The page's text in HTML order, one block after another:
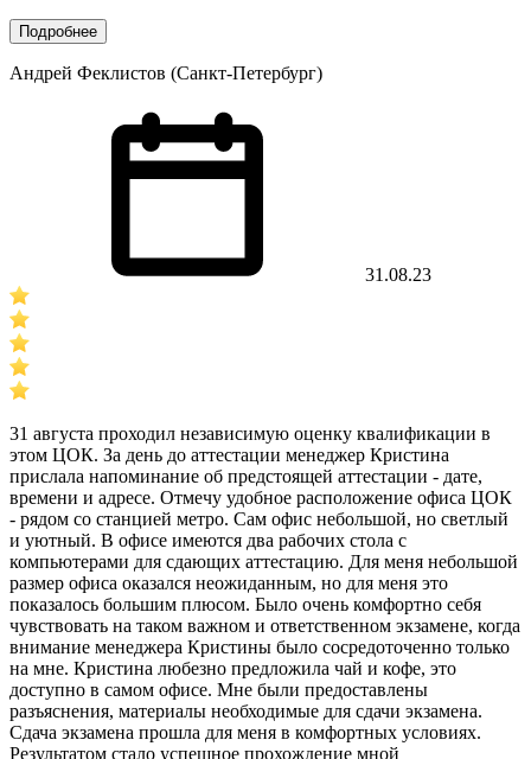
Подробнее
Андрей Феклистов (Санкт-Петербург)
31.08.23
31 августа проходил независимую оценку квалификации в
этом ЦОК. За день до аттестации менеджер Кристина
прислала напоминание об предстоящей аттестации - дате,
времени и адресе. Отмечу удобное расположение офиса ЦОК
- рядом со станцией метро. Сам офис небольшой, но светлый
и уютный. В офисе имеются два рабочих стола с
компьютерами для сдающих аттестацию. Для меня небольшой
размер офиса оказался неожиданным, но для меня это
показалось большим плюсом. Было очень комфортно себя
чувствовать на таком важном и ответственном экзамене, когда
внимание менеджера Кристины было сосредоточенно только
на мне. Кристина любезно предложила чай и кофе, это
доступно в самом офисе. Мне были предоставлены
разъяснения, материалы необходимые для сдачи экзамена.
Сдача экзамена прошла для меня в комфортных условиях.
Результатом стало успешное прохождение мной